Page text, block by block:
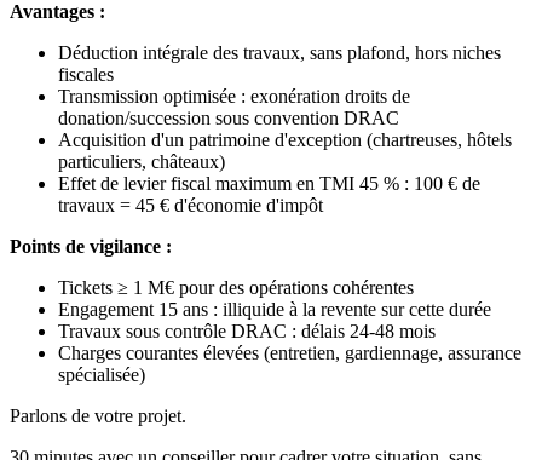
Avantages :
Déduction intégrale des travaux, sans plafond, hors niches
fiscales
Transmission optimisée : exonération droits de
donation/succession sous convention DRAC
Acquisition d'un patrimoine d'exception (chartreuses, hôtels
particuliers, châteaux)
Effet de levier fiscal maximum en TMI 45 % : 100 € de
travaux = 45 € d'économie d'impôt
Points de vigilance :
Tickets ≥ 1 M€ pour des opérations cohérentes
Engagement 15 ans : illiquide à la revente sur cette durée
Travaux sous contrôle DRAC : délais 24-48 mois
Charges courantes élevées (entretien, gardiennage, assurance
spécialisée)
Parlons de votre projet.